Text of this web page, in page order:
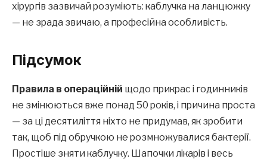
хірургів зазвичай розуміють: каблучка на ланцюжку
— не зрада звичаю, а професійна особливість.
Підсумок
Правила в операційній щодо прикрас і годинників
не змінюються вже понад 50 років, і причина проста
— за ці десятиліття ніхто не придумав, як зробити
так, щоб під обручкою не розмножувалися бактерії.
Простіше зняти каблучку. Шапочки лікарів і весь